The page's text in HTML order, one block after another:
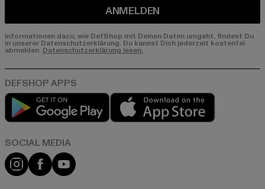
ANMELDEN
Informationen dazu, wie DefShop mit Deinen Daten umgeht, findest Du
in unserer Datenschutzerklärung. Du kannst Dich jederzeit kostenfei
abmelden. Datenschutzerklärung lesen.
Play market
App store
Instagram
FacebookYouTube